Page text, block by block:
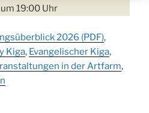
19:00 Uhr
14:00 Uhr
Stadtteilhaus
2026 (PDF),
Kiga, Evangelischer Kiga,
in der Artfarm,